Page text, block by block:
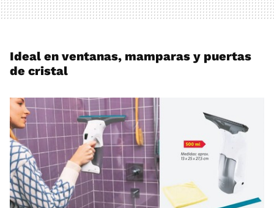
Ideal en ventanas, mamparas y puertas
de cristal